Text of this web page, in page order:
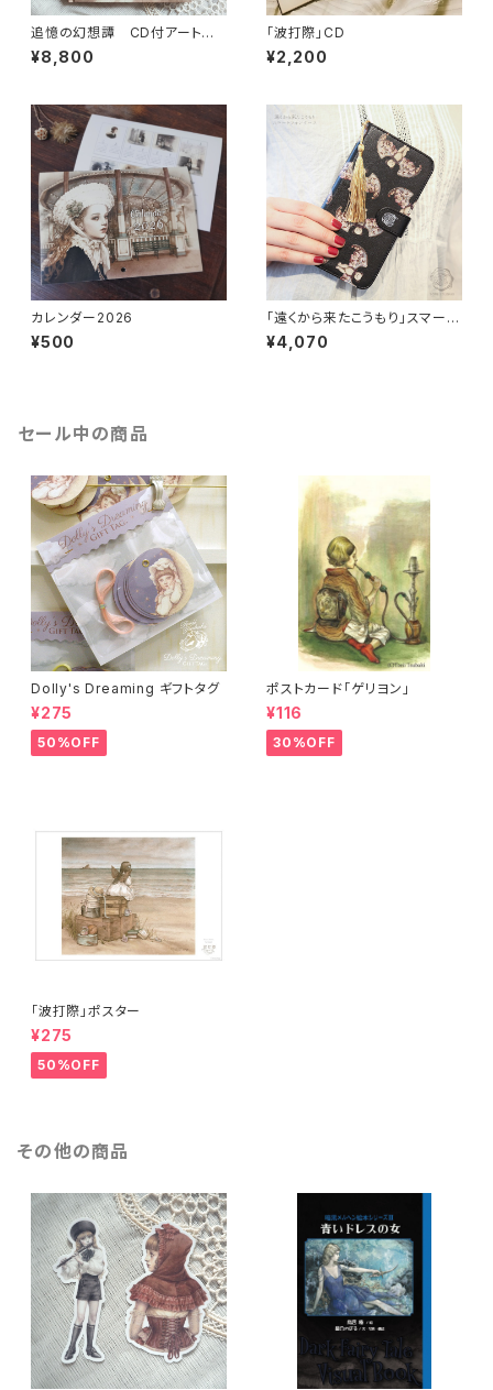
追憶の幻想譚 CD付アートブッ
ク
¥8,800
「波打際」CD
¥2,200
カレンダー2026
¥500
「遠くから来たこうもり」スマート
フォンケース
¥4,070
セール中の商品
Dolly's Dreaming ギフトタグ
¥275
50%OFF
ポストカード「ゲリヨン」
¥116
30%OFF
「波打際」ポスター
¥275
50%OFF
その他の商品